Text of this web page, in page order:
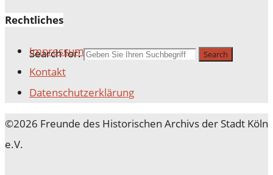
SEARCH
Search for: Search
Rechtliches
Impressum
Kontakt
Datenschutz­erklärung
©2026 Freunde des Historischen Archivs der Stadt Köln
e.V.